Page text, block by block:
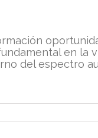
en la
del espectro